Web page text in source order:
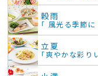
穀雨
「 風光る季節に
立夏
「爽やかな彩り